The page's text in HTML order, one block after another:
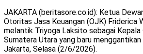
JAKARTA (beritasore.co.id): Ketua
Otoritas Jasa Keuangan (OJK) Friderica
melantik Triyoga Laksito sebagai Kepala
Sumatera Utara yang baru
Jakarta, Selasa (2/6/2026).